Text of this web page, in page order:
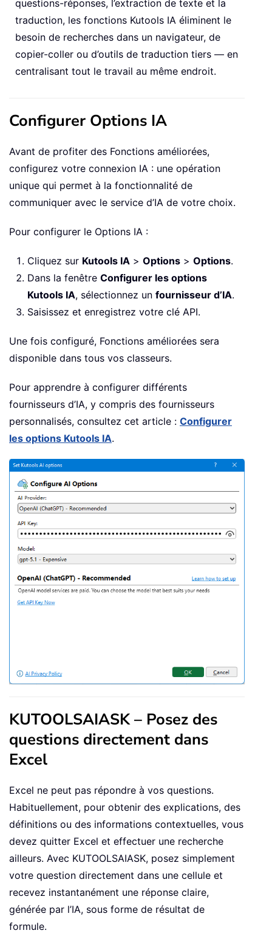
questions-réponses, l’extraction de texte et la
traduction, les fonctions Kutools IA éliminent le
besoin de recherches dans un navigateur, de
copier-coller ou d’outils de traduction tiers — en
centralisant tout le travail au même endroit.
Configurer Options IA
Avant de profiter des Fonctions améliorées,
configurez votre connexion IA : une opération
unique qui permet à la fonctionnalité de
communiquer avec le service d’IA de votre choix.
Pour configurer le Options IA :
Cliquez sur Kutools IA > Options > Options.
Dans la fenêtre Configurer les options
Kutools IA, sélectionnez un fournisseur d’IA.
Saisissez et enregistrez votre clé API.
Une fois configuré, Fonctions améliorées sera
disponible dans tous vos classeurs.
Pour apprendre à configurer différents
fournisseurs d’IA, y compris des fournisseurs
personnalisés, consultez cet article : Configurer
les options Kutools IA.
KUTOOLSAIASK – Posez des
questions directement dans
Excel
Excel ne peut pas répondre à vos questions.
Habituellement, pour obtenir des explications, des
définitions ou des informations contextuelles, vous
devez quitter Excel et effectuer une recherche
ailleurs. Avec KUTOOLSAIASK, posez simplement
votre question directement dans une cellule et
recevez instantanément une réponse claire,
générée par l’IA, sous forme de résultat de
formule.